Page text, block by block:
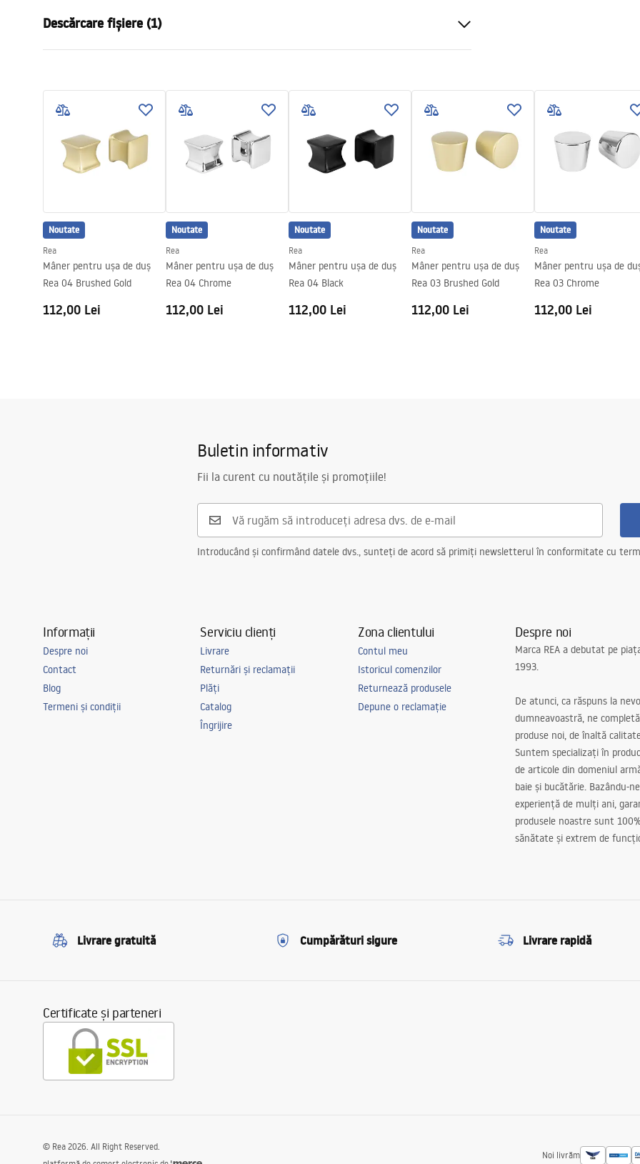
Dimensiuni usa
Directia usi
Universal
Material profile
Material suporturi
Acoperire Easy Clean
Da , pe o parte a geamului
Finisarea profiilor
Auriu Periat
Reglabila la profile
Garnituri incluse in set
Se poate monta fara cadita
Descărcare fișiere (1)
Instrukcja Drzwi Montana.pdf
Noutate
Rea
Mâner pentru ușa de duș
Rea 04 Brushed Gold
112,00 Lei
Noutate
Rea
Mâner pentru ușa de duș
Rea 04 Chrome
112,00 Lei
Noutate
Rea
Mâner pentru ușa de duș
Rea 04 Black
112,00 Lei
Noutate
Rea
Mâner pentru ușa de duș
Rea 03 Brushed Gold
112,00 Lei
Noutate
Rea
Mâner pentru ușa de
Rea 03 Chrome
112,00 Lei
Buletin informativ
Fii la curent cu noutățile și promoțiile!
Introducând și confirmând datele dvs., sunteți de acord să primiți newsletterul în conformitate cu
Informații
Despre noi
Contact
Blog
Termeni și condiții
Serviciu clienți
Livrare
Returnări și reclamații
Plăți
Catalog
Îngrijire
Zona clientului
Contul meu
Istoricul comenzilor
Returnează produsele
Depune o reclamație
Despre noi
Marca REA a debutat pe
1993.
De atunci, ca răspuns la
dumneavoastră, ne
produse noi, de înaltă
Suntem specializați în
de articole din domeniul
baie și bucătărie. Bazându-
experiență de mulți ani,
produsele noastre sunt
sănătate și extrem de
Livrare gratuită Cumpărături sigure Livrare rapidă
Certificate și parteneri
Noi livrăm
© Rea 2026. All Right Reserved.